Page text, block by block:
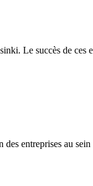
Le succès de ces
entreprises au